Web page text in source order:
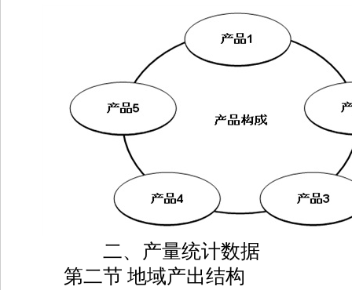
二、产量统计数据
第二节 地域产出结构